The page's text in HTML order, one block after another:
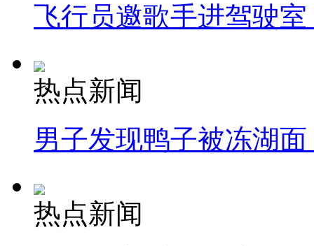
飞行员邀歌手进驾驶
热点新闻
男子发现鸭子被冻湖
热点新闻